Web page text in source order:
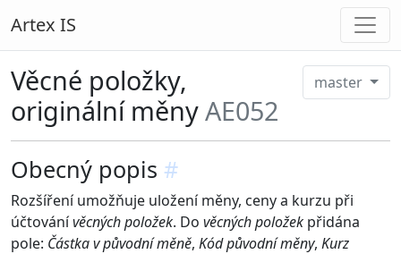
Artex IS
master
Věcné položky,
originální měnyAE052
Obecný popis #
Rozšíření umožňuje uložení měny, ceny a kurzu při
účtovánívěcných položek. Do věcných položek přidána
pole: Částka v původní měně, Kód původní měny, Kurz